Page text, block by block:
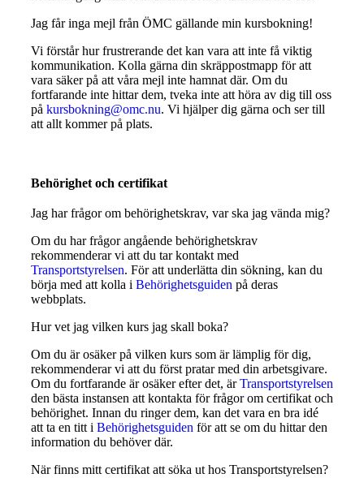
Jag får inga mejl från ÖMC gällande min kursbokning!
Vi förstår hur frustrerande det kan vara att inte få viktig
kommunikation. Kolla gärna din skräppostmapp för att
vara säker på att våra mejl inte hamnat där. Om du
fortfarande inte hittar dem, tveka inte att höra av dig till oss
på kursbokning@omc.nu. Vi hjälper dig gärna och ser till
att allt kommer på plats.
Behörighet och certifikat
Jag har frågor om behörighetskrav, var ska jag vända mig?
Om du har frågor angående behörighetskrav
rekommenderar vi att du tar kontakt med
Transportstyrelsen. För att underlätta din sökning, kan du
börja med att kolla i Behörighetsguiden på deras
webbplats.
Hur vet jag vilken kurs jag skall boka?
Om du är osäker på vilken kurs som är lämplig för dig,
rekommenderar vi att du först pratar med din arbetsgivare.
Om du fortfarande är osäker efter det, ärTransportstyrelsen
den bästa instansen att kontakta för frågor om certifikat och
behörighet. Innan du ringer dem, kan det vara en bra idé
att ta en titt i Behörighetsguiden för att se om du hittar den
information du behöver där.
När finns mitt certifikat att söka ut hos Transportstyrelsen?